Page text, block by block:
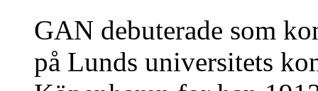
GAN debuterade som
på Lunds universitets